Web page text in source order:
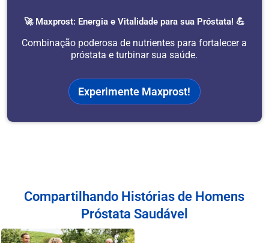
🚀 Maxprost: Energia e Vitalidade para sua Próstata! 💪
Combinação poderosa de nutrientes para fortalecer a
próstata e turbinar sua saúde.
Experimente Maxprost!
Compartilhando Histórias de Homens
Próstata Saudável